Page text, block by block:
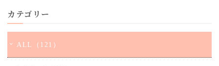
カテゴリー
ALL（121）